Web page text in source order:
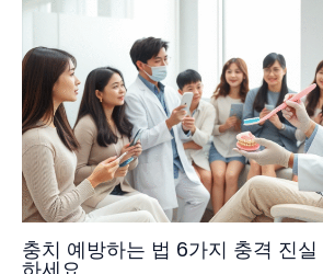
충치 예방하는 법 6가지 충격 진